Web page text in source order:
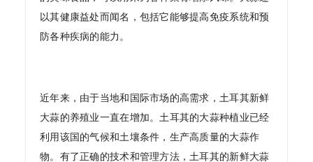
以其健康益处而闻名，包括它能够提高免疫系统和预
防各种疾病的能力。
近年来，由于当地和国际市场的高需求，土耳其新鲜
大蒜的养殖业一直在增加。土耳其的大蒜种植业已经
利用该国的气候和土壤条件，生产高质量的大蒜作
物。有了正确的技术和管理方法，土耳其的新鲜大蒜